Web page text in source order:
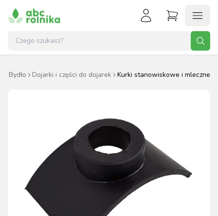
Bydło Dojarki i części do dojarek Kurki stanowiskowe i mleczne